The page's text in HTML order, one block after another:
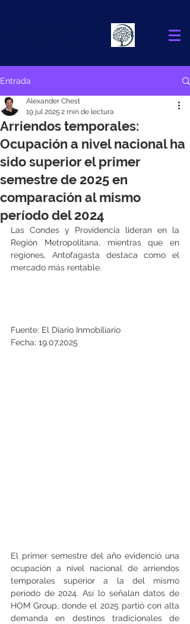
Entrada
Arriendos temporales:
Ocupación a nivel nacional ha
sido superior el primer
semestre de 2025 en
comparación al mismo
período del 2024
Alexander Chest
19 jul 2025 2 min de lectura
Las Condes y Providencia lideran en la
Región Metropolitana, mientras que en
regiones, Antofagasta destaca como el
mercado más rentable.
Fuente: El Diario Inmobiliario
Fecha: 19.07.2025
El primer semestre del año evidenció una
ocupación a nivel nacional de arriendos
temporales superior a la del mismo
período de 2024. Así lo señalan datos de
HOM Group, donde el 2025 partió con alta
demanda en destinos tradicionales de